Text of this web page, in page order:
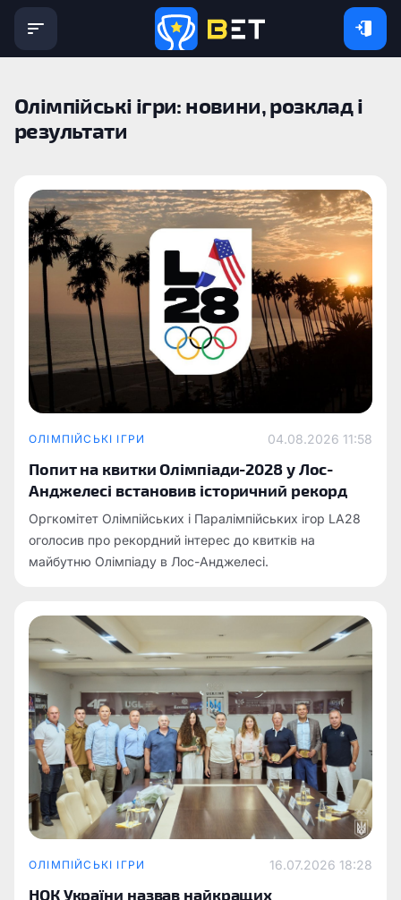
Олімпійські ігри: новини, розклад і
результати
ОЛІМПІЙСЬКІ ІГРИ 04.08.2026 11:58
Попит на квитки Олімпіади-2028 у Лос-
Анджелесі встановив історичний рекорд
Оргкомітет Олімпійських і Паралімпійських ігор LA28
оголосив про рекордний інтерес до квитків на
майбутню Олімпіаду в Лос-Анджелесі.
ОЛІМПІЙСЬКІ ІГРИ 16.07.2026 18:28
НОК України назвав найкращих